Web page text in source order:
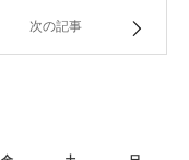
次の記事